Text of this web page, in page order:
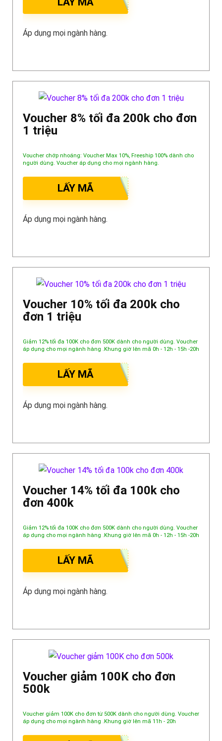
Áp dụng mọi ngành hàng.
Voucher 8% tối đa 200k cho đơn
1 triệu
Voucher chớp nhoáng: Voucher Max 10%, Freeship 100% dành cho
người dùng. Voucher áp dụng cho mọi ngành hàng.
LẤY MÃ
Áp dụng mọi ngành hàng.
Voucher 10% tối đa 200k cho
đơn 1 triệu
Giảm 12% tối đa 100K cho đơn 500K dành cho người dùng. Voucher
áp dụng cho mọi ngành hàng .Khung giờ lên mã 0h - 12h - 15h -20h
LẤY MÃ
Áp dụng mọi ngành hàng.
Voucher 14% tối đa 100k cho
đơn 400k
Giảm 12% tối đa 100K cho đơn 500K dành cho người dùng. Voucher
áp dụng cho mọi ngành hàng .Khung giờ lên mã 0h - 12h - 15h -20h
LẤY MÃ
Áp dụng mọi ngành hàng.
Voucher giảm 100K cho đơn
500k
Voucher giảm 100K cho đơn từ 500K dành cho người dùng. Voucher
áp dụng cho mọi ngành hàng .Khung giờ lên mã 11h - 20h